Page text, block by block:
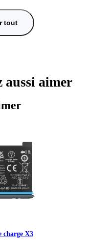
tout
aussi aimer
charge X3